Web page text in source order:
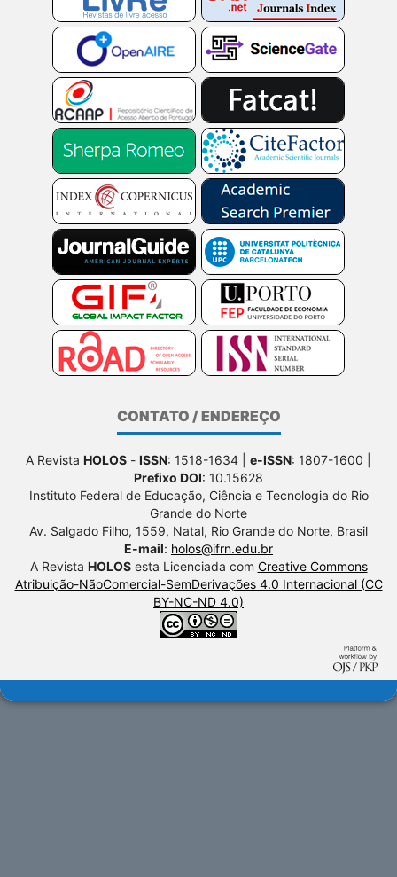
CONTATO / ENDEREÇO
A Revista HOLOS - ISSN: 1518-1634 | e-ISSN: 1807-1600 |
Prefixo DOI: 10.15628
Instituto Federal de Educação, Ciência e Tecnologia do Rio
Grande do Norte
Av. Salgado Filho, 1559, Natal, Rio Grande do Norte, Brasil
E-mail: holos@ifrn.edu.br
A Revista HOLOSesta Licenciada com Creative Commons
Atribuição-NãoComercial-SemDerivações 4.0 Internacional (CC
BY-NC-ND 4.0)